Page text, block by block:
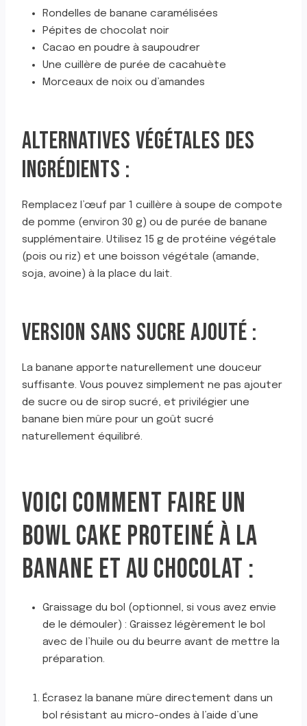
Rondelles de banane caramélisées
Pépites de chocolat noir
Cacao en poudre à saupoudrer
Une cuillère de purée de cacahuète
Morceaux de noix ou d’amandes
ALTERNATIVES VÉGÉTALES DES
INGRÉDIENTS :
Remplacez l’œuf par 1 cuillère à soupe de compote
de pomme (environ 30 g) ou de purée de banane
supplémentaire. Utilisez 15 g de protéine végétale
(pois ou riz) et une boisson végétale (amande,
soja, avoine) à la place du lait.
VERSION SANS SUCRE AJOUTÉ :
La banane apporte naturellement une douceur
suffisante. Vous pouvez simplement ne pas ajouter
de sucre ou de sirop sucré, et privilégier une
banane bien mûre pour un goût sucré
naturellement équilibré.
VOICI COMMENT FAIRE UN
BOWL CAKE PROTEINÉ À LA
BANANE ET AU CHOCOLAT :
Graissage du bol (optionnel, si vous avez envie
de le démouler) : Graissez légèrement le bol
avec de l’huile ou du beurre avant de mettre la
préparation.
Écrasez la banane mûre directement dans un
bol résistant au micro-ondes à l’aide d’une